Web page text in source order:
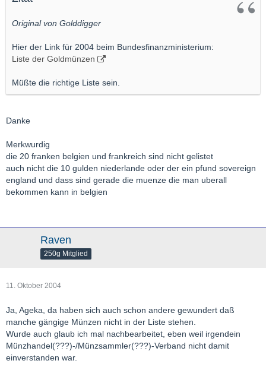
Original von Golddigger
Hier der Link für 2004 beim Bundesfinanzministerium:
Liste der Goldmünzen
Müßte die richtige Liste sein.
Danke
Merkwurdig
die 20 franken belgien und frankreich sind nicht gelistet
auch nicht die 10 gulden niederlande oder der ein pfund sovereign
england und dass sind gerade die muenze die man uberall
bekommen kann in belgien
Raven
250g Mitglied
11. Oktober 2004
Ja, Ageka, da haben sich auch schon andere gewundert daß
manche gängige Münzen nicht in der Liste stehen.
Wurde auch glaub ich mal nachbearbeitet, eben weil irgendein
Münzhandel(???)-/Münzsammler(???)-Verband nicht damit
einverstanden war.